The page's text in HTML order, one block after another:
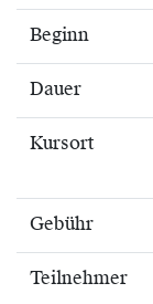
Beginn
Dauer
Kursort
Gebühr
Teilnehmer